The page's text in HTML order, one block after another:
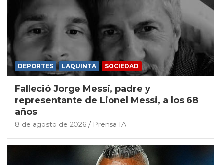
DEPORTES LAQUINTA SOCIEDAD
Falleció Jorge Messi, padre y
representante de Lionel Messi, a los 68
años
8 de agosto de 2026 Prensa IA